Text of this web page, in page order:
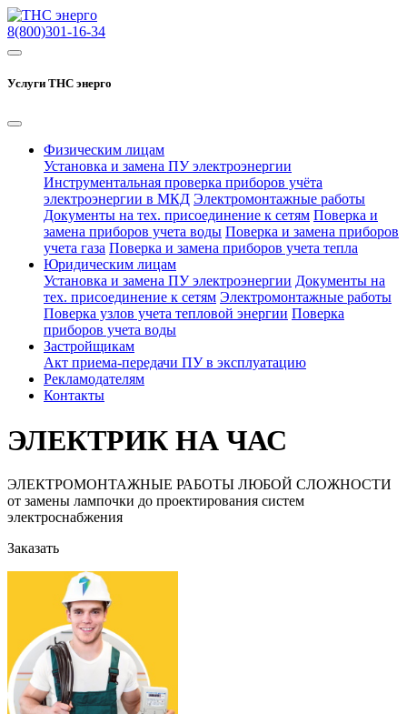
8(800)301-16-34
Услуги ТНС энерго
Физическим лицам
Установка и замена ПУ электроэнергии
Инструментальная проверка приборов учёта
электроэнергии в МКД Электромонтажные работы
Документы на тех. присоединение к сетям Поверка и
замена приборов учета воды Поверка и замена приборов
учета газа Поверка и замена приборов учета тепла
Юридическим лицам
Установка и замена ПУ электроэнергии Документы на
тех. присоединение к сетям Электромонтажные работы
Поверка узлов учета тепловой энергии Поверка
приборов учета воды
Застройщикам
Акт приема-передачи ПУ в эксплуатацию
Рекламодателям
Контакты
ЭЛЕКТРИК НА ЧАС
ЭЛЕКТРОМОНТАЖНЫЕ РАБОТЫ ЛЮБОЙ СЛОЖНОСТИ
от замены лампочки до проектирования систем
электроснабжения
Заказать